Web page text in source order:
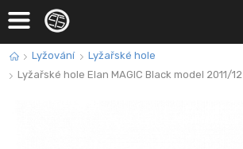
Lyžování
Lyžařské hole
Lyžařské hole Elan MAGIC Black model 2011/12